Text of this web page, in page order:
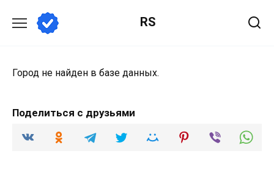
содержанию
RS
Город не найден в базе данных.
Поделиться с друзьями